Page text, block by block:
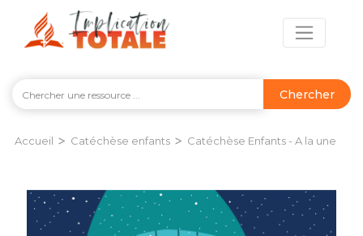
Chercher
Accueil > Catéchèse enfants > Catéchèse Enfants - A la une